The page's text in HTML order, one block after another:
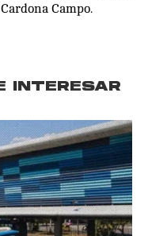
Campo.
INTERESAR